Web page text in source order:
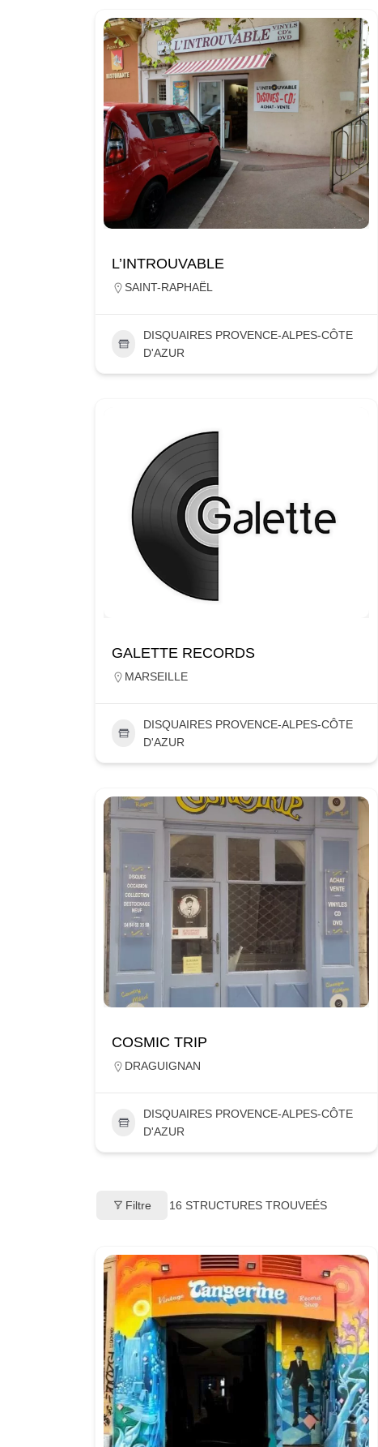
L’INTROUVABLE
SAINT-RAPHAËL
DISQUAIRES PROVENCE-ALPES-CÔTE
D'AZUR
GALETTE RECORDS
MARSEILLE
DISQUAIRES PROVENCE-ALPES-CÔTE
D'AZUR
COSMIC TRIP
DRAGUIGNAN
DISQUAIRES PROVENCE-ALPES-CÔTE
D'AZUR
Filtre 16 STRUCTURES TROUVEÉS